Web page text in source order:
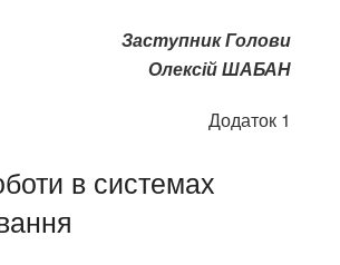
Заступник Голови
Олексій ШАБАН
Додаток 1
в системах